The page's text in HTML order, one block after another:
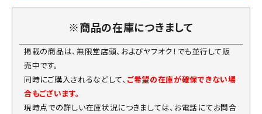
※商品の在庫につきまして
掲載の商品は、無限堂店頭、およびヤフオク！でも並行して販
売中です。
同時にご購入されるなどして、 ご希望の在庫が確保できない場
合もございます。
現時点での詳しい在庫状況につきましては、お電話にてお問合